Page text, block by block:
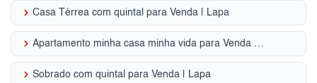
keyboard_arrow_right Casa Térrea com quintal para Venda | Lapa
keyboard_arrow_right Apartamento minha casa minha vida para Venda | Lapa
keyboard_arrow_right Sobrado com quintal para Venda | Lapa